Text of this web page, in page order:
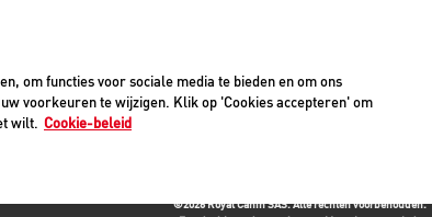
©2026 Royal Canin SAS. Alle rechten voorbehouden.
om functies voor sociale media te bieden en om ons
voorkeuren te wijzigen. Klik op 'Cookies accepteren' om
wilt. Cookie-beleid